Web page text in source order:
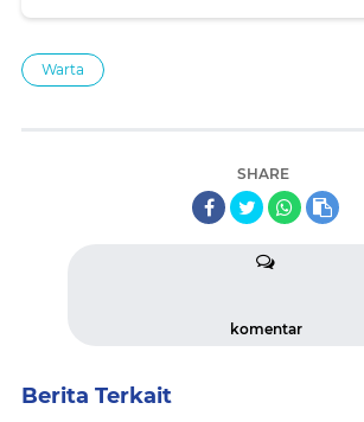
Warta
SHARE
komentar
Berita Terkait